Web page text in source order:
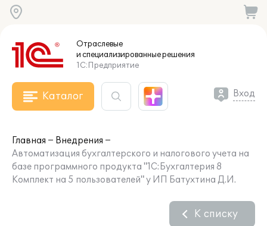
Отраслевые
и специализированныерешения
1С:Предприятие
Каталог Вход
Главная
Внедрения
Автоматизация бухгалтерского и налогового учета на
базе программного продукта "1С:Бухгалтерия 8
Комплект на 5 пользователей" у ИП Батухтина Д.И.
К списку